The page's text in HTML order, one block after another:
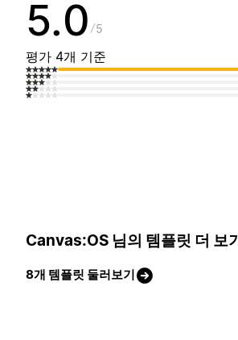
5.0 5
평가 4개 기준
Canvas:OS 님의 템플릿 더 보기
8개 템플릿 둘러보기